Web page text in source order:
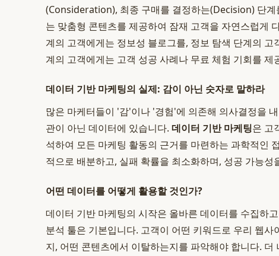
(Consideration), 최종 구매를 결정하는(Decision) 단계
는 맞춤형 콘텐츠를 제공하여 잠재 고객을 자연스럽게
계의 고객에게는 정보성 블로그를, 정보 탐색 단계의
계의 고객에게는 고객 성공 사례나 무료 체험 기회를 제
데이터 기반 마케팅의 실제: 감이 아닌 숫자로 말하라
많은 마케터들이 '감'이나 '경험'에 의존해 의사결정을
관이 아닌 데이터에 있습니다. 데이터 기반 마케팅은 고
석하여 모든 마케팅 활동의 근거를 마련하는 과학적인
적으로 배분하고, 실패 확률을 최소화하며, 성공 가능성
어떤 데이터를 어떻게 활용할 것인가?
데이터 기반 마케팅의 시작은 올바른 데이터를 수집하
분석 툴은 기본입니다. 고객이 어떤 키워드로 우리 웹
지, 어떤 콘텐츠에서 이탈하는지를 파악해야 합니다.